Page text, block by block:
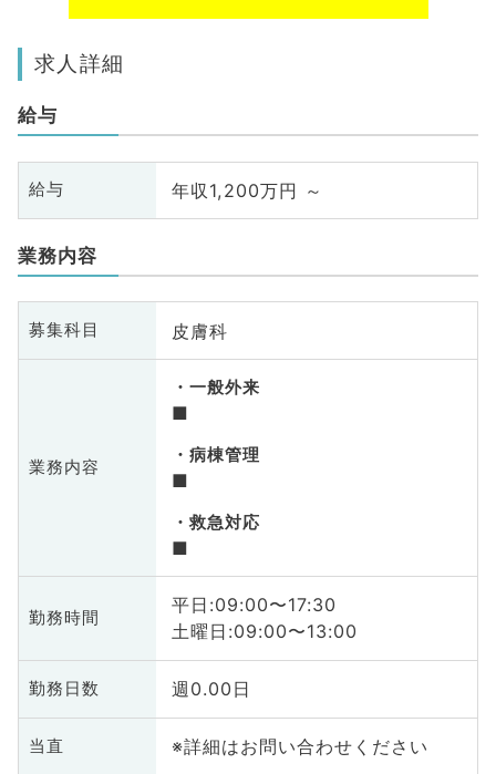
求人詳細
給与
給与 年収1,200万円 ～
業務内容
募集科目 皮膚科
業務内容
一般外来
■
病棟管理
■
救急対応
■
勤務時間
平日:09:00〜17:30
土曜日:09:00〜13:00
勤務日数 週0.00日
当直 ※詳細はお問い合わせください